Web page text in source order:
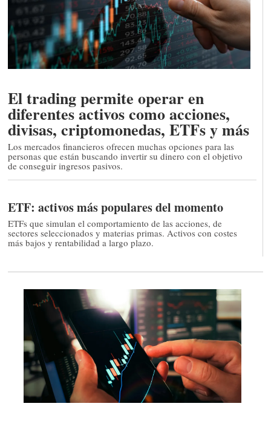
El trading permite operar en
diferentes activos como acciones,
divisas, criptomonedas, ETFs y más
Los mercados financieros ofrecen muchas opciones para las
personas que están buscando invertir su dinero con el objetivo
de conseguir ingresos pasivos.
ETF: activos más populares del momento
ETFs que simulan el comportamiento de las acciones, de
sectores seleccionados y materias primas. Activos con costes
más bajos y rentabilidad a largo plazo.